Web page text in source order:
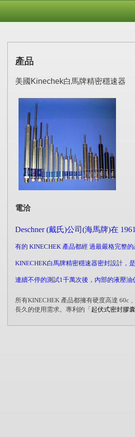
產品
美國Kinechek白馬牌精密穩速器
電洽
Deschner (戴氏)公司(海馬牌)在
有的 KINECHEK 產品都經 過最嚴格完整
KINECHEK白馬牌精密穩速器密封設計，
連續不停的測試1千萬次後，內部的液壓油
所有KINECHEK 產品都擁有硬度高達 60c
長久的使用需求。專利的「 起伏式密封膠